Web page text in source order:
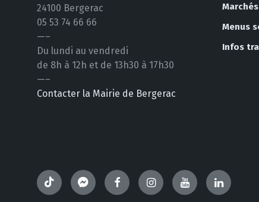
24100 Bergerac
05 53 74 66 66
—–
Du lundi au vendredi
de 8h à 12h et de 13h30 à 17h30
—–
Contacter la Mairie de Bergerac
Menus
Infos
TikTok MessengerFacebookInstagramYouTubeLinkedIn